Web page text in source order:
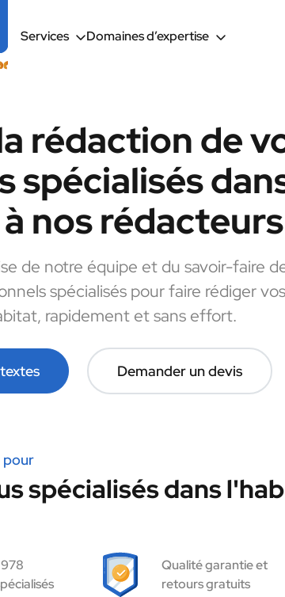
Services Domaines d’expertise
rédaction de
spécialisés
nos rédacteurs
de notre équipe et du savoir-faire
spécialisés pour faire rédiger
rapidement et sans effort.
Demander un devis
pour
spécialisés dans
Qualité garantie et
retours gratuits